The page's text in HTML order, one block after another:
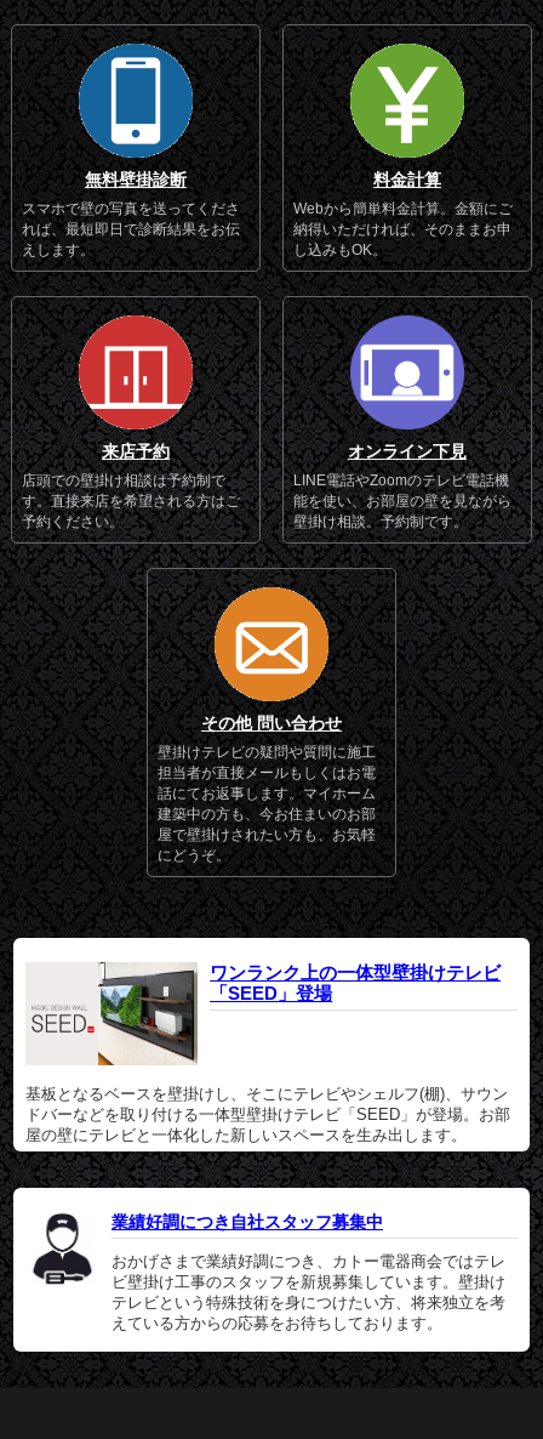
無料壁掛診断
スマホで壁の写真を送ってくださ
れば、最短即日で診断結果をお伝
えします。
料金計算
Webから簡単料金計算。金額にご
納得いただければ、そのままお申
し込みもOK。
来店予約
店頭での壁掛け相談は予約制で
す。直接来店を希望される方はご
予約ください。
オンライン下見
LINE電話やZoomのテレビ電話機
能を使い、お部屋の壁を見ながら
壁掛け相談。予約制です。
その他 問い合わせ
壁掛けテレビの疑問や質問に施工
担当者が直接メールもしくはお電
話にてお返事します。マイホーム
建築中の方も、今お住まいのお部
屋で壁掛けされたい方も、お気軽
にどうぞ。
ワンランク上の一体型壁掛けテレビ
「SEED」登場
基板となるベースを壁掛けし、そこにテレビやシェルフ(棚)、サウン
ドバーなどを取り付ける一体型壁掛けテレビ「SEED」が登場。お部
屋の壁にテレビと一体化した新しいスペースを生み出します。
業績好調につき自社スタッフ募集中
おかげさまで業績好調につき、カトー電器商会ではテレ
ビ壁掛け工事のスタッフを新規募集しています。壁掛け
テレビという特殊技術を身につけたい方、将来独立を考
えている方からの応募をお待ちしております。